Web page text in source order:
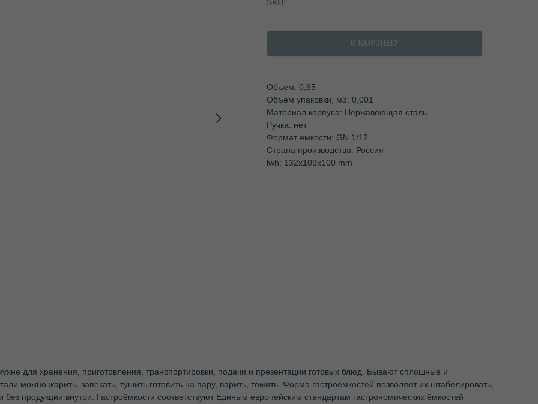
SKU:
В КОРЗИНУ
Объем: 0,65
Объем упаковки, м3: 0,001
Материал корпуса: Нержавеющая сталь
Ручка: нет
Формат емкости: GN 1/12
Страна производства: Россия
lwh: 132x109x100 mm
для хранения, приготовления, транспортировки, подачи и презентации готовых блюд. Бывают сплошные и
можно жарить, запекать, тушить готовить на пару, варить, томить. Форма гастроёмкостей позволяет их штабелировать,
продукции внутри. Гастроёмкости соответствуют Единым европейским стандартам гастрономических ёмкостей